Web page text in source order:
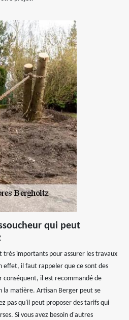
qui peut
très importants pour assurer les travaux
effet, il faut rappeler que ce sont des
conséquent, il est recommandé de
la matière. Artisan Berger peut se
pas qu'il peut proposer des tarifs qui
Si vous avez besoin d'autres